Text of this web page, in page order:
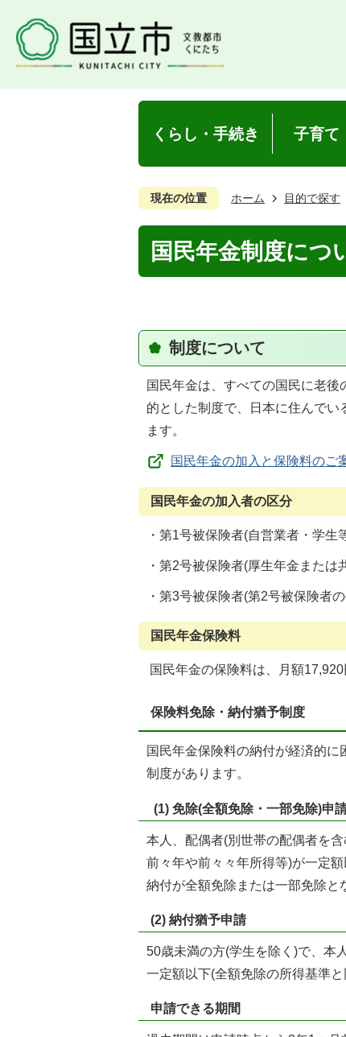
くらし・手続き 子育て
現在の位置 ホーム 目的で探す
国民年金制度につ
制度について
国民年金は、すべての国民に老
的とした制度で、日本に住んで
ます。
国民年金の加入と保険料のご
国民年金の加入者の区分
・第1号被保険者(自営業者・学生
・第2号被保険者(厚生年金また
・第3号被保険者(第2号被保険者
国民年金保険料
国民年金の保険料は、月額17,920
保険料免除・納付猶予制度
国民年金保険料の納付が経済的
制度があります。
(1) 免除(全額免除・一部免除)申
本人、配偶者(別世帯の配偶者を
前々年や前々々年所得等)が一定
納付が全額免除または一部免除と
(2) 納付猶予申請
50歳未満の方(学生を除く)で、本
一定額以下(全額免除の所得基準
申請できる期間